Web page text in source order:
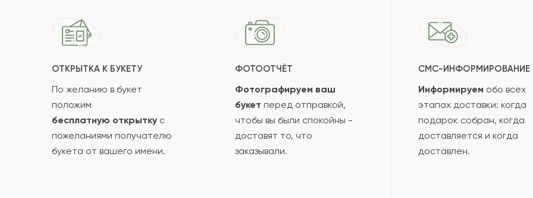
ОТКРЫТКА К БУКЕТУ
По желанию в букет
положим
бесплатную открытку с
пожеланиями получателю
букета от вашего имени.
ФОТООТЧЁТ
Фотографируем ваш
букет перед отправкой,
чтобы вы были спокойны -
доставят то, что
заказывали.
СМС-ИНФОРМИРОВАНИЕ
Информируем обо всех
этапах доставки: когда
подарок собран, когда
доставляется и когда
доставлен.